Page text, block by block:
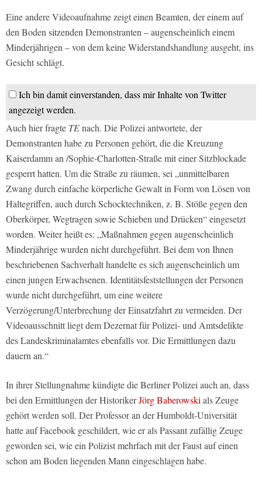
Eine andere Videoaufnahme zeigt einen Beamten, der einem auf
den Boden sitzenden Demonstranten – augenscheinlich einem
Minderjährigen – von dem keine Widerstandshandlung ausgeht, ins
Gesicht schlägt.
Ich bin damit einverstanden, dass mir Inhalte von Twitter
angezeigt werden.
Auch hier fragte TEnach. Die Polizei antwortete, der
Demonstranten habe zu Personen gehört, die die Kreuzung
Kaiserdamm an /Sophie-Charlotten-Straße mit einer Sitzblockade
gesperrt hatten. Um die Straße zu räumen, sei „unmittelbaren
Zwang durch einfache körperliche Gewalt in Form von Lösen von
Haltegriffen, auch durch Schocktechniken, z. B. Stöße gegen den
Oberkörper, Wegtragen sowie Schieben und Drücken“ eingesetzt
worden. Weiter heißt es: „Maßnahmen gegen augenscheinlich
Minderjährige wurden nicht durchgeführt. Bei dem von Ihnen
beschriebenen Sachverhalt handelte es sich augenscheinlich um
einen jungen Erwachsenen. Identitätsfeststellungen der Personen
wurde nicht durchgeführt, um eine weitere
Verzögerung/Unterbrechung der Einsatzfahrt zu vermeiden. Der
Videoausschnitt liegt dem Dezernat für Polizei- und Amtsdelikte
des Landeskriminalamtes ebenfalls vor. Die Ermittlungen dazu
dauern an.“
In ihrer Stellungnahme kündigte die Berliner Polizei auch an, dass
bei den Ermittlungen der HistorikerJörg Baberowskials Zeuge
gehört werden soll. Der Professor an der Humboldt-Universität
hatte auf Facebook geschildert, wie er als Passant zufällig Zeuge
geworden sei, wie ein Polizist mehrfach mit der Faust auf einen
schon am Boden liegenden Mann eingeschlagen habe.